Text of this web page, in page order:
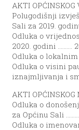
AKTI OPĆINSKOG
Polugodišnji
Sali za 2019.
Odluka o
2020. godini ……….
Odluka o
Odluka o visini
iznajmljivanja i
AKTI OPĆINSKOG
Odluka o
za Općinu Sali
Odluka o